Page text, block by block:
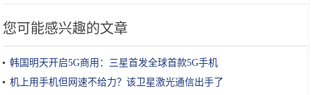
您可能感兴趣的文章
韩国明天开启5G商用：三星首发全球首款5G手机
机上用手机但网速不给力？该卫星激光通信出手了